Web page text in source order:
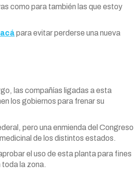
como para también las que estoy
para evitar perderse una nueva
las compañías ligadas a esta
los gobiernos para frenar su
pero una enmienda del Congreso
de los distintos estados.
el uso de esta planta para fines
la zona.